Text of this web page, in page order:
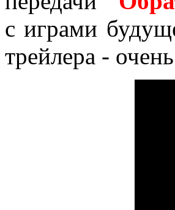
с играми
трейлера -